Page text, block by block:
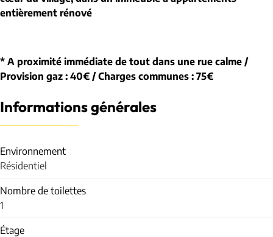
entièrement rénové
* A proximité immédiate de tout dans une rue calme /
Provision gaz : 40€ / Charges communes : 75€
Informations générales
Environnement
Résidentiel
Nombre de toilettes
1
Étage